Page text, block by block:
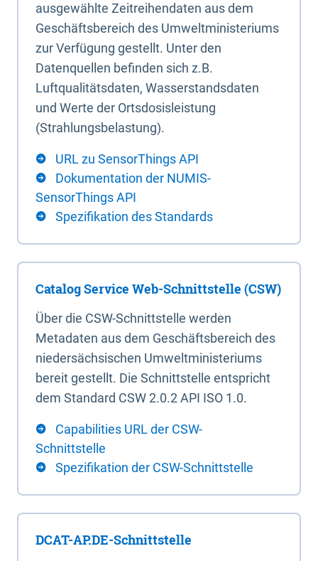
ausgewählte Zeitreihendaten aus dem
Geschäftsbereich des Umweltministeriums
zur Verfügung gestellt. Unter den
Datenquellen befinden sich z.B.
Luftqualitätsdaten, Wasserstandsdaten
und Werte der Ortsdosisleistung
(Strahlungsbelastung).
URL zu SensorThings API
Dokumentation der NUMIS-
SensorThings API
Spezifikation des Standards
Catalog Service Web-Schnittstelle (CSW)
Über die CSW-Schnittstelle werden
Metadaten aus dem Geschäftsbereich des
niedersächsischen Umweltministeriums
bereit gestellt. Die Schnittstelle entspricht
dem Standard CSW 2.0.2 API ISO 1.0.
Capabilities URL der CSW-
Schnittstelle
Spezifikation der CSW-Schnittstelle
DCAT-AP.DE-Schnittstelle